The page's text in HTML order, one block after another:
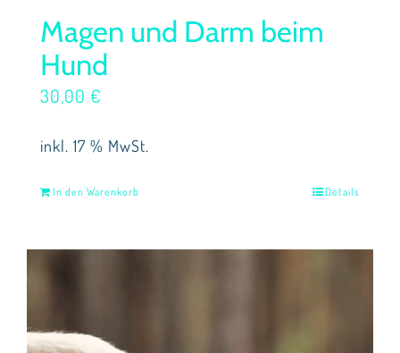
Magen und Darm beim
Hund
30,00 €
inkl. 17 % MwSt.
In den Warenkorb Details